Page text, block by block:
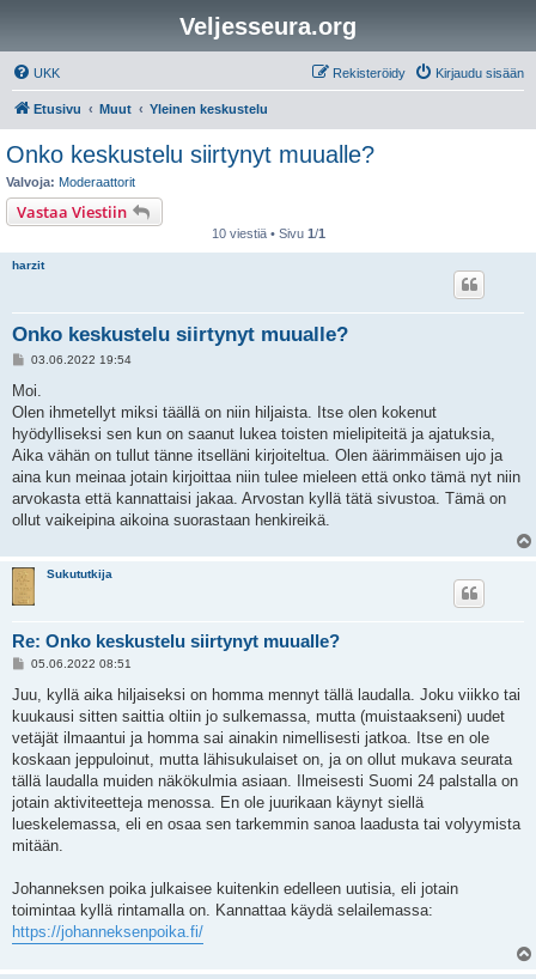
Veljesseura.org
UKK Kirjaudu sisään
Rekisteröidy
Etusivu Muut Yleinen keskustelu
Onko keskustelu siirtynyt muualle?
Valvoja: Moderaattorit
Vastaa Viestiin
10 viestiä • Sivu 1/1
harzit
Onko keskustelu siirtynyt muualle?
V
e
t
i
03.06.2022 19:54
Moi.
Olen ihmetellyt miksi täällä on niin hiljaista. Itse olen kokenut
hyödylliseksi sen kun on saanut lukea toisten mielipiteitä ja ajatuksia,
Aika vähän on tullut tänne itselläni kirjoiteltua. Olen äärimmäisen ujo ja
aina kun meinaa jotain kirjoittaa niin tulee mieleen että onko tämä nyt niin
arvokasta että kannattaisi jakaa. Arvostan kyllä tätä sivustoa. Tämä on
ollut vaikeipina aikoina suorastaan henkireikä.
Sukututkija
Re: Onko keskustelu siirtynyt muualle?
V
e
t
i
05.06.2022 08:51
Juu, kyllä aika hiljaiseksi on homma mennyt tällä laudalla. Joku viikko tai
kuukausi sitten saittia oltiin jo sulkemassa, mutta (muistaakseni) uudet
vetäjät ilmaantui ja homma sai ainakin nimellisesti jatkoa. Itse en ole
koskaan jeppuloinut, mutta lähisukulaiset on, ja on ollut mukava seurata
tällä laudalla muiden näkökulmia asiaan. Ilmeisesti Suomi 24 palstalla on
jotain aktiviteetteja menossa. En ole juurikaan käynyt siellä
lueskelemassa, eli en osaa sen tarkemmin sanoa laadusta tai volyymista
mitään.
Johanneksen poika julkaisee kuitenkin edelleen uutisia, eli jotain
toimintaa kyllä rintamalla on. Kannattaa käydä selailemassa:
https://johanneksenpoika.fi/